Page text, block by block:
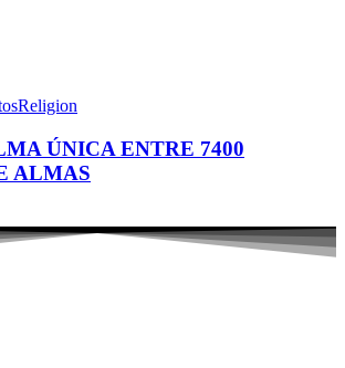
Religion
ÚNICA ENTRE 7400
ALMAS